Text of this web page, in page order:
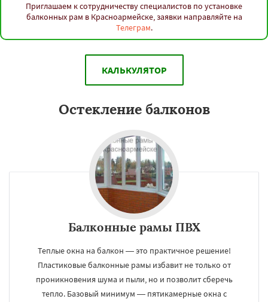
Приглашаем к сотрудничеству специалистов по установке
балконных рам в Красноармейске, заявки направляйте на
Телеграм.
КАЛЬКУЛЯТОР
Остекление балконов
Балконные рамы ПВХ
Теплые окна на балкон — это практичное решение!
Пластиковые балконные рамы избавит не только от
проникновения шума и пыли, но и позволит сберечь
тепло. Базовый минимум — пятикамерные окна с